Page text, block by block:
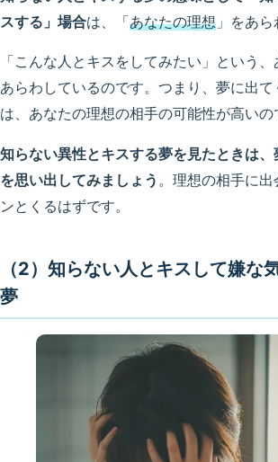
スする」場合は、「あなたの理想 」をあら
「こんな人とキスをしてみたい」という
あらわしているのです。つまり、夢に出て
は、あなたの理想の相手の可能性が高いの
知らない異性とキスする夢を見たときは
を思い出してみましょう 。理想の相手に
ンとくるはずです。
（2）知らない人とキスして嫌な
夢